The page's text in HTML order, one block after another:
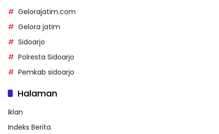
Gelorajatim.com
Gelora jatim
Sidoarjo
Polresta Sidoarjo
Pemkab sidoarjo
Halaman
Iklan
Indeks Berita